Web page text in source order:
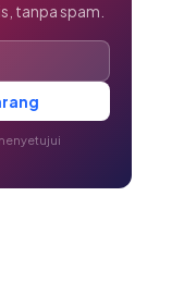
tanpa spam.